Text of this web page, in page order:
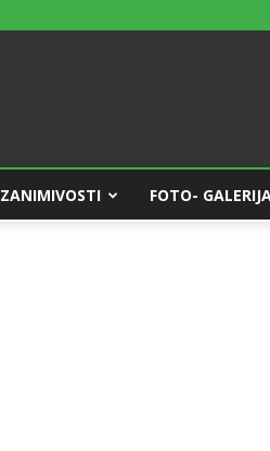
ZANIMIVOSTI FOTO-